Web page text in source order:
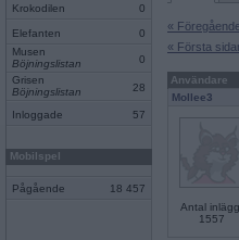
Krokodilen 0
Elefanten
0
Musen
Böjningslistan
0
Grisen
Böjningslistan
28
Inloggade 57
Mobilspel
Pågående 18 457
«
« Första
Användare
Mollee3
Antal
1557